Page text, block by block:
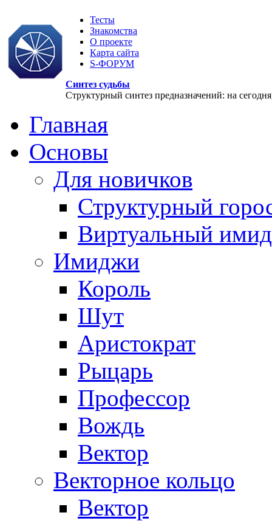
Тесты
Знакомства
О проекте
Карта сайта
S-ФОРУМ
Синтез судьбы
Структурный синтез предназначений: на
Главная
Основы
Для новичков
Структурный
Виртуальный
Имиджи
Король
Шут
Аристократ
Рыцарь
Профессор
Вождь
Вектор
Векторное кольцо
Вектор